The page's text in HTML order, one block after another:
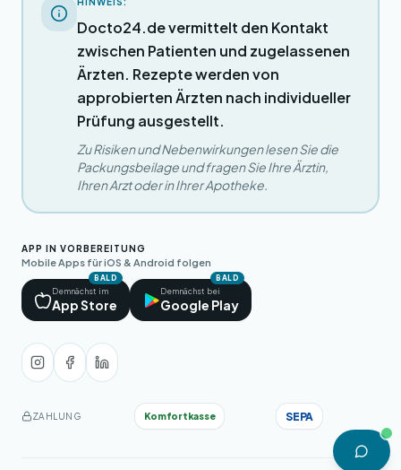
Docto24.de vermittelt den Kontakt
zwischen Patienten und zugelassenen
Ärzten. Rezepte werden von
approbierten Ärzten nach individueller
Prüfung ausgestellt.
Zu Risiken und Nebenwirkungen lesen Sie die
Packungsbeilage und fragen Sie Ihre Ärztin,
Ihren Arzt oder in Ihrer Apotheke.
APP IN VORBEREITUNG
Mobile Apps für iOS & Android folgen
BALD
Demnächst im
App Store
BALD
Demnächst bei
Google Play
ZAHLUNG Komfortkasse SEPA